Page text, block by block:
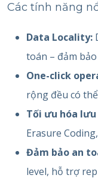
Các tính năng
Data Locality:
toán – đảm
One-click
rộng đều có
Tối ưu hóa
Erasure
Đảm bảo an
level, hỗ trợ